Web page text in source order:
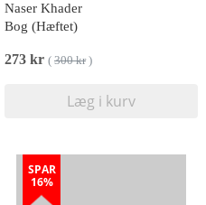
Naser Khader
Bog (Hæftet)
273 kr ( 300 kr)
Læg i kurv
SPAR
16%